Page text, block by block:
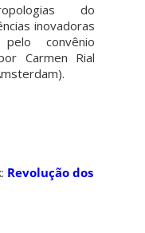
do
inovadoras
convênio
Carmen Rial
Revolução dos